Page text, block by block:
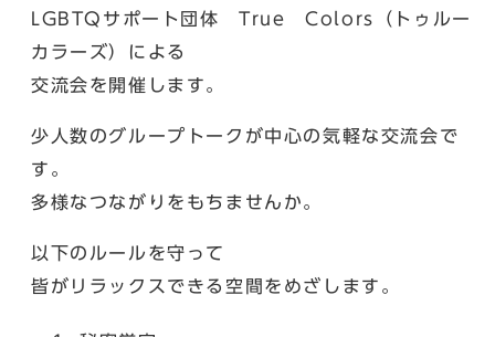
LGBTQサポート団体 True Colors（トゥルー
カラーズ）による
交流会を開催します。
少人数のグループトークが中心の気軽な交流会で
す。
多様なつながりをもちませんか。
以下のルールを守って
皆がリラックスできる空間をめざします。